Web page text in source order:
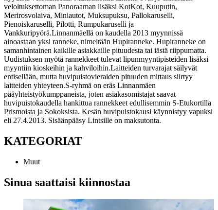
veloituksettoman Panoraaman lisäksi KotKot, Kuuputin,
Merirosvolaiva, Miniautot, Muksupuksu, Pallokaruselli,
Pienoiskaruselli, Pilotti, Rumpukaruselli ja
Vankkuripyörä.Linnanmäellä on kaudella 2013 myynnissä
ainoastaan yksi ranneke, nimeltään Hupiranneke. Hupiranneke on
samanhintainen kaikille asiakkaille pituudesta tai iästä riippumatta.
Uudistuksen myötä rannekkeet tulevat lipunmyyntipisteiden lisäksi
myyntiin kioskeihin ja kahviloihin.Laitteiden turvarajat säilyvät
entisellään, mutta huvipuistovieraiden pituuden mittaus siirtyy
laitteiden yhteyteen.S-ryhmä on eräs Linnanmäen
pääyhteistyökumppaneista, joten asiakasomistajat saavat
huvipuistokaudella hankittua rannekkeet edullisemmin S-Etukortilla
Prismoista ja Sokoksista. Kesän huvipuistokausi käynnistyy vapuksi
eli 27.4.2013. Sisäänpääsy Lintsille on maksutonta.
KATEGORIAT
Muut
Sinua saattaisi kiinnostaa